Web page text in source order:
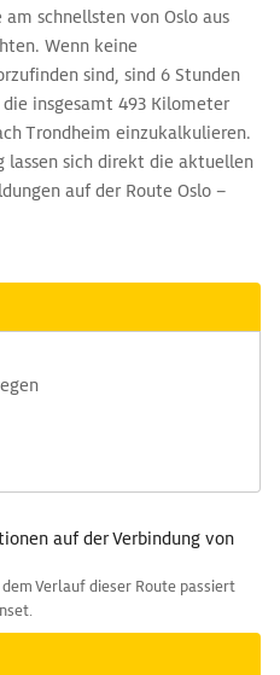
schnellsten von Oslo aus
Wenn keine
sind, sind 6 Stunden
insgesamt 493 Kilometer
Trondheim einzukalkulieren.
lassen sich direkt die aktuellen
auf der Route Oslo –
auf der Verbindung von
Verlauf dieser Route passiert